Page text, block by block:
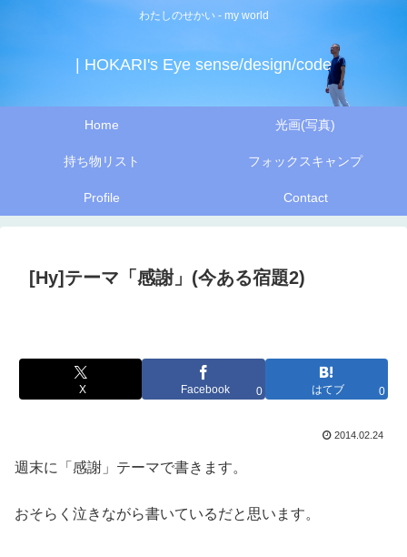
わたしのせかい - my world
| HOKARI's Eye sense/design/code
Home 光画(写真)
持ち物リスト フォックスキャンプ
Profile Contact
[Hy]テーマ「感謝」(今ある宿題2)
X Facebook 0 はてブ 0
2014.02.24
週末に「感謝」テーマで書きます。
おそらく泣きながら書いているだと思います。